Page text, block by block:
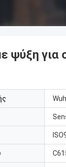
ψύξη για